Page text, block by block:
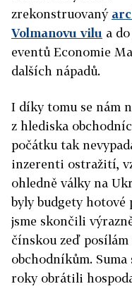
zrekonstruovaný
Volmanovu vilu a
eventů Economie
dalších nápadů.
I díky tomu se nám
z hlediska
počátku tak
inzerenti ostražití,
ohledně války na
byly budgety hotové
jsme skončili
čínskou zeď
obchodníkům.
roky obrátili